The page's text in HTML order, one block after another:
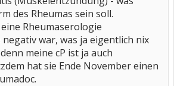
des Rheumas sein soll.
Rheumaserologie
war, was ja eigentlich nix
meine cP ist ja auch
hat sie Ende November einen